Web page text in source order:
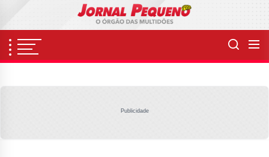
content
Publicidade